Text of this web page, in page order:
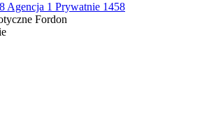
Agencja 1 Prywatnie 1458
Fordon